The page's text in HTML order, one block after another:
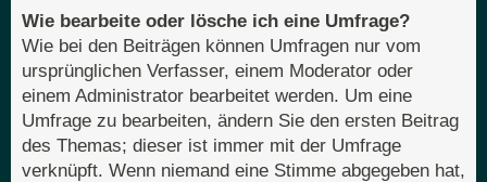
Wie bearbeite oder lösche ich eine Umfrage?
Wie bei den Beiträgen können Umfragen nur vom
ursprünglichen Verfasser, einem Moderator oder
einem Administrator bearbeitet werden. Um eine
Umfrage zu bearbeiten, ändern Sie den ersten Beitrag
des Themas; dieser ist immer mit der Umfrage
verknüpft. Wenn niemand eine Stimme abgegeben hat,